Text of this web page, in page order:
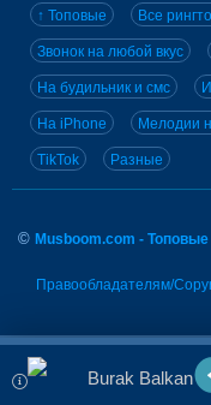
↑ Топовые Все
Звонок на любой вкус
На будильник и смс
На iPhone Мелодии
TikTok Разные
© Musboom.com -
Правообладателям/